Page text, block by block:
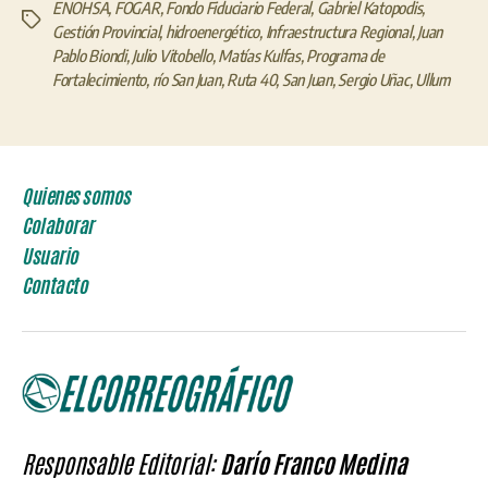
Etiquetas
ENOHSA, FOGAR,Fondo Fiduciario Federal, Gabriel Katopodis,
Gestión Provincial,hidroenergético, Infraestructura Regional,Juan
Pablo Biondi,Julio Vitobello,Matías Kulfas,Programa de
Fortalecimiento, río San Juan,Ruta 40, San Juan,Sergio Uñac,Ullum
Quienes somos
Colaborar
Usuario
Contacto
Responsable Editorial:Darío Franco Medina